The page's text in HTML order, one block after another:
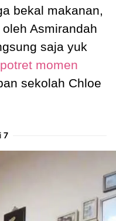
bekal makanan,
Asmirandah
saja yuk
potret momen
sekolah Chloe
7